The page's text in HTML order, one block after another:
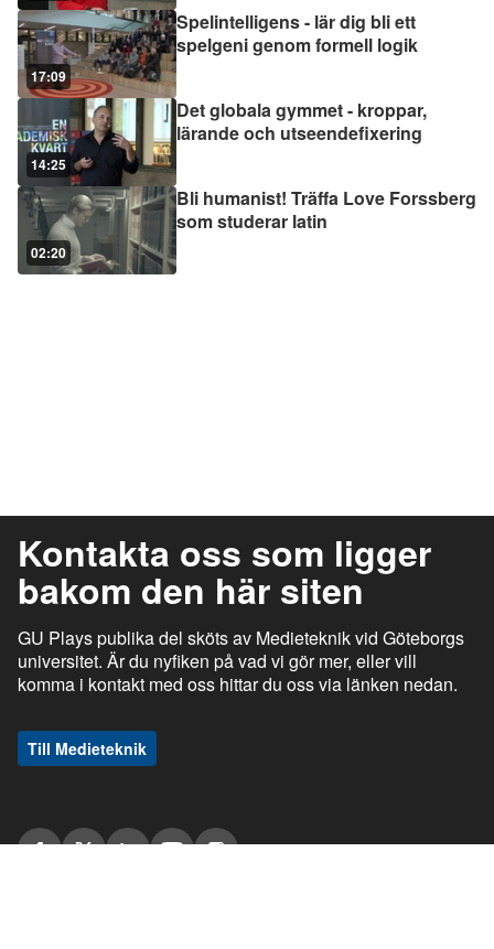
17:09
Spelintelligens - lär dig bli ett
spelgeni genom formell logik
14:25
Det globala gymmet - kroppar,
lärande och utseendefixering
02:20
Bli humanist! Träffa Love Forssberg
som studerar latin
Kontakta oss som ligger
bakom den här siten
GU Plays publika del sköts av Medieteknik vid Göteborgs
universitet. Är du nyfiken på vad vi gör mer, eller vill
komma i kontakt med oss hittar du oss via länken nedan.
Till Medieteknik